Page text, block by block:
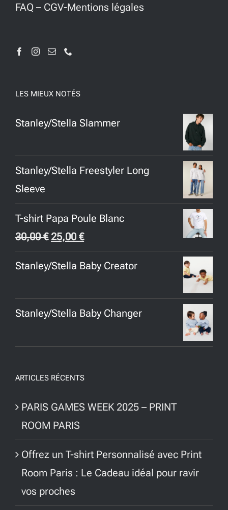
FAQ – CGV-Mentions légales
LES MIEUX NOTÉS
Stanley/Stella Slammer
Stanley/Stella Freestyler Long
Sleeve
T-shirt Papa Poule Blanc
30,00€ Le
prix
initial
30,00 €.
25,00€Le
prix
actuel
25,00 €.
Stanley/Stella Baby Creator
Stanley/Stella Baby Changer
ARTICLES RÉCENTS
PARIS GAMES WEEK 2025 – PRINT
ROOM PARIS
Offrez un T-shirt Personnalisé avec Print
Room Paris : Le Cadeau idéal pour ravir
vos proches